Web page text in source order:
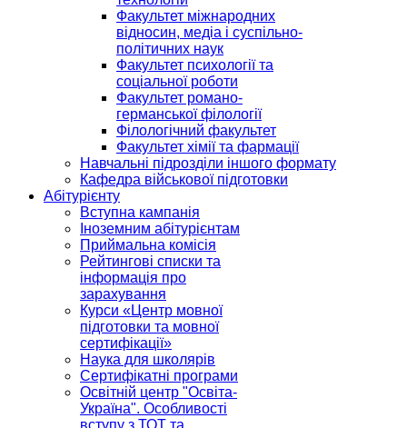
Факультет міжнародних
відносин, медіа і суспільно-
політичних наук
Факультет психології та
соціальної роботи
Факультет романо-
германської філології
Філологічний факультет
Факультет хімії та фармації
Навчальні підрозділи іншого формату
Кафедра військової підготовки
Абітурієнту
Вступна кампанія
Іноземним абітурієнтам
Приймальна комісія
Рейтингові списки та
інформація про
зарахування
Курси «Центр мовної
підготовки та мовної
сертифікації»
Наука для школярів
Сертифікатні програми
Освітній центр "Освіта-
Україна". Особливості
вступу з ТОТ та